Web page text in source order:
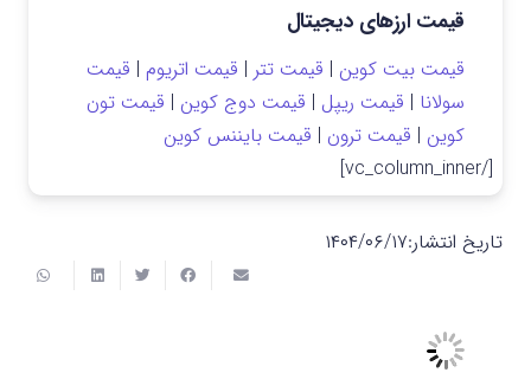
قیمت ارزهای دیجیتال
قیمت بیت کوین | قیمت تتر | قیمت اتریوم | قیمت
سولانا | قیمت ریپل | قیمت دوج کوین | قیمت تون
کوین | قیمت ترون | قیمت بایننس کوین
[/vc_column_inner]
تاریخ انتشار:۱۴۰۴/۰۶/۱۷